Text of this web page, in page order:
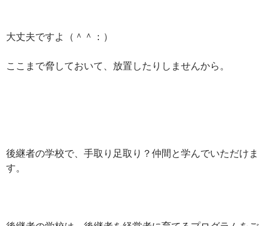
大丈夫ですよ（＾＾：）
ここまで脅しておいて、放置したりしませんから。
後継者の学校で、手取り足取り？仲間と学んでいただけま
す。